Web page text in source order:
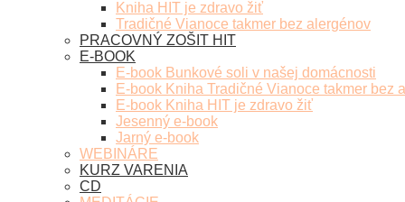
Kniha HIT je zdravo žiť
Tradičné Vianoce takmer bez alergénov
PRACOVNÝ ZOŠIT HIT
E-BOOK
E-book Bunkové soli v našej domácnosti
E-book Kniha Tradičné Vianoce takmer bez
E-book Kniha HIT je zdravo žiť
Jesenný e-book
Jarný e-book
WEBINÁRE
KURZ VARENIA
CD